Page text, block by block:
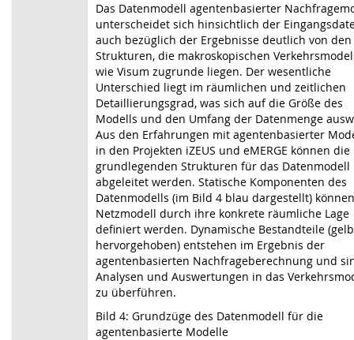
Das Datenmodell agentenbasierter
unterscheidet sich hinsichtlich der
auch bezüglich der Ergebnisse deutlich von den
Strukturen, die makroskopischen
wie Visum zugrunde liegen. Der wesentliche
Unterschied liegt im räumlichen und zeitlichen
Detaillierungsgrad, was sich auf die Größe des
Modells und den Umfang der Datenmenge
Aus den Erfahrungen mit agentenbasierter
in den Projekten iZEUS und eMERGE können die
grundlegenden Strukturen für das Datenmodell
abgeleitet werden. Statische Komponenten des
Datenmodells (im Bild 4 blau dargestellt)
Netzmodell durch ihre konkrete räumliche Lage
definiert werden. Dynamische Bestandteile (gelb
hervorgehoben) entstehen im Ergebnis der
agentenbasierten Nachfrageberechnung und
Analysen und Auswertungen in das
zu überführen.
Bild 4: Grundzüge des Datenmodell für die
agentenbasierte Modelle